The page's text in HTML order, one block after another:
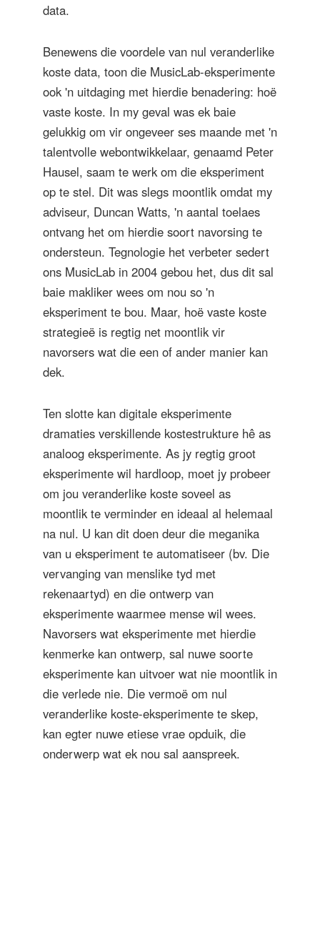
data.
Benewens die voordele van nul veranderlike
koste data, toon die MusicLab-eksperimente
ook 'n uitdaging met hierdie benadering: hoë
vaste koste. In my geval was ek baie
gelukkig om vir ongeveer ses maande met 'n
talentvolle webontwikkelaar, genaamd Peter
Hausel, saam te werk om die eksperiment
op te stel. Dit was slegs moontlik omdat my
adviseur, Duncan Watts, 'n aantal toelaes
ontvang het om hierdie soort navorsing te
ondersteun. Tegnologie het verbeter sedert
ons MusicLab in 2004 gebou het, dus dit sal
baie makliker wees om nou so 'n
eksperiment te bou. Maar, hoë vaste koste
strategieë is regtig net moontlik vir
navorsers wat die een of ander manier kan
dek.
Ten slotte kan digitale eksperimente
dramaties verskillende kostestrukture hê as
analoog eksperimente. As jy regtig groot
eksperimente wil hardloop, moet jy probeer
om jou veranderlike koste soveel as
moontlik te verminder en ideaal al helemaal
na nul. U kan dit doen deur die meganika
van u eksperiment te automatiseer (bv. Die
vervanging van menslike tyd met
rekenaartyd) en die ontwerp van
eksperimente waarmee mense wil wees.
Navorsers wat eksperimente met hierdie
kenmerke kan ontwerp, sal nuwe soorte
eksperimente kan uitvoer wat nie moontlik in
die verlede nie. Die vermoë om nul
veranderlike koste-eksperimente te skep,
kan egter nuwe etiese vrae opduik, die
onderwerp wat ek nou sal aanspreek.